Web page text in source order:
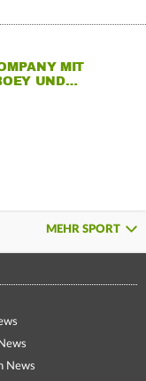
MIT
UND…
MEHR SPORT
News